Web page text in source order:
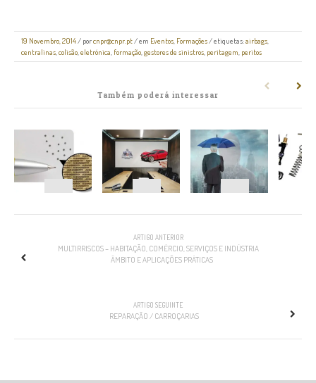
19 Novembro, 2014/ porcnpr@cnpr.pt/ em Eventos, Formações/ etiquetas:airbags,
centralinas,colisão,eletrónica, formação,gestores de sinistros, peritagem, peritos
Também poderá interessar
ARTIGO ANTERIOR
MULTIRRISCOS – HABITAÇÃO, COMÉRCIO, SERVIÇOS E INDÚSTRIA
ÂMBITO E APLICAÇÕES PRÁTICAS
ARTIGO SEGUINTE
REPARAÇÃO / CARROÇARIAS